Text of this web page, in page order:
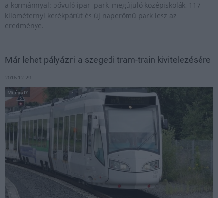
a kormánnyal: bővülő ipari park, megújuló középiskolák, 117
kilométernyi kerékpárút és új naperőmű park lesz az
eredménye.
Már lehet pályázni a szegedi tram-train kivitelezésére
2016.12.29
Mi épül?